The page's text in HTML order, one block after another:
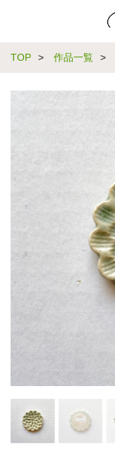
TOP > 作品一覧 >